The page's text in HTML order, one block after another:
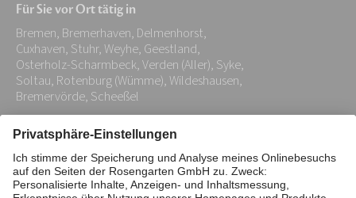
Adresse:
*
Für Sie vor Ort tätig in
Bremen, Bremerhaven, Delmenhorst,
Cuxhaven, Stuhr, Weyhe, Geestland,
Osterholz-Scharmbeck, Verden (Aller), Syke,
Soltau, Rotenburg (Wümme), Wildeshausen,
Bremervörde, Scheeßel
Impressum Datenschutz
Stiftung
Interne Meldestelle
Zahlungsmittel